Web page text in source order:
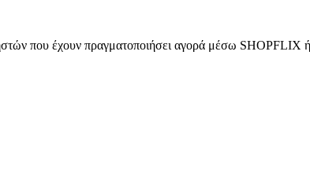
που έχουν πραγματοποιήσει αγορά μέσω SHOPFLIX